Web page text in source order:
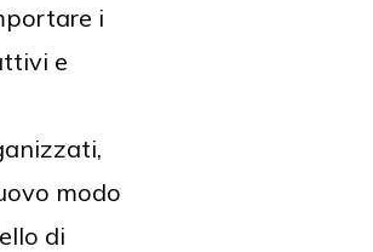
i
e
modo
di